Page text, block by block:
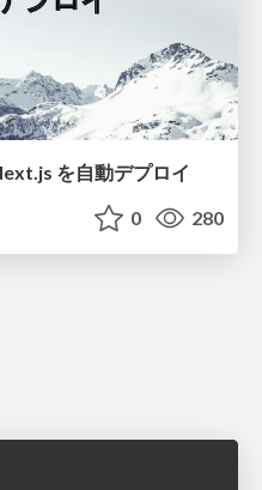
を自動デプロイ
0 280